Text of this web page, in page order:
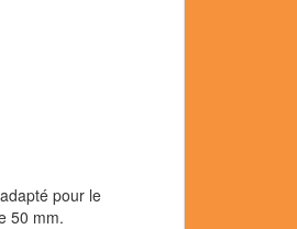
pour le
50 mm.